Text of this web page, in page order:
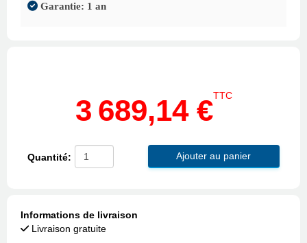
Garantie: 1 an
3 689,14 €TTC
Quantité: Ajouter au panier
Informations de livraison
Livraison gratuite